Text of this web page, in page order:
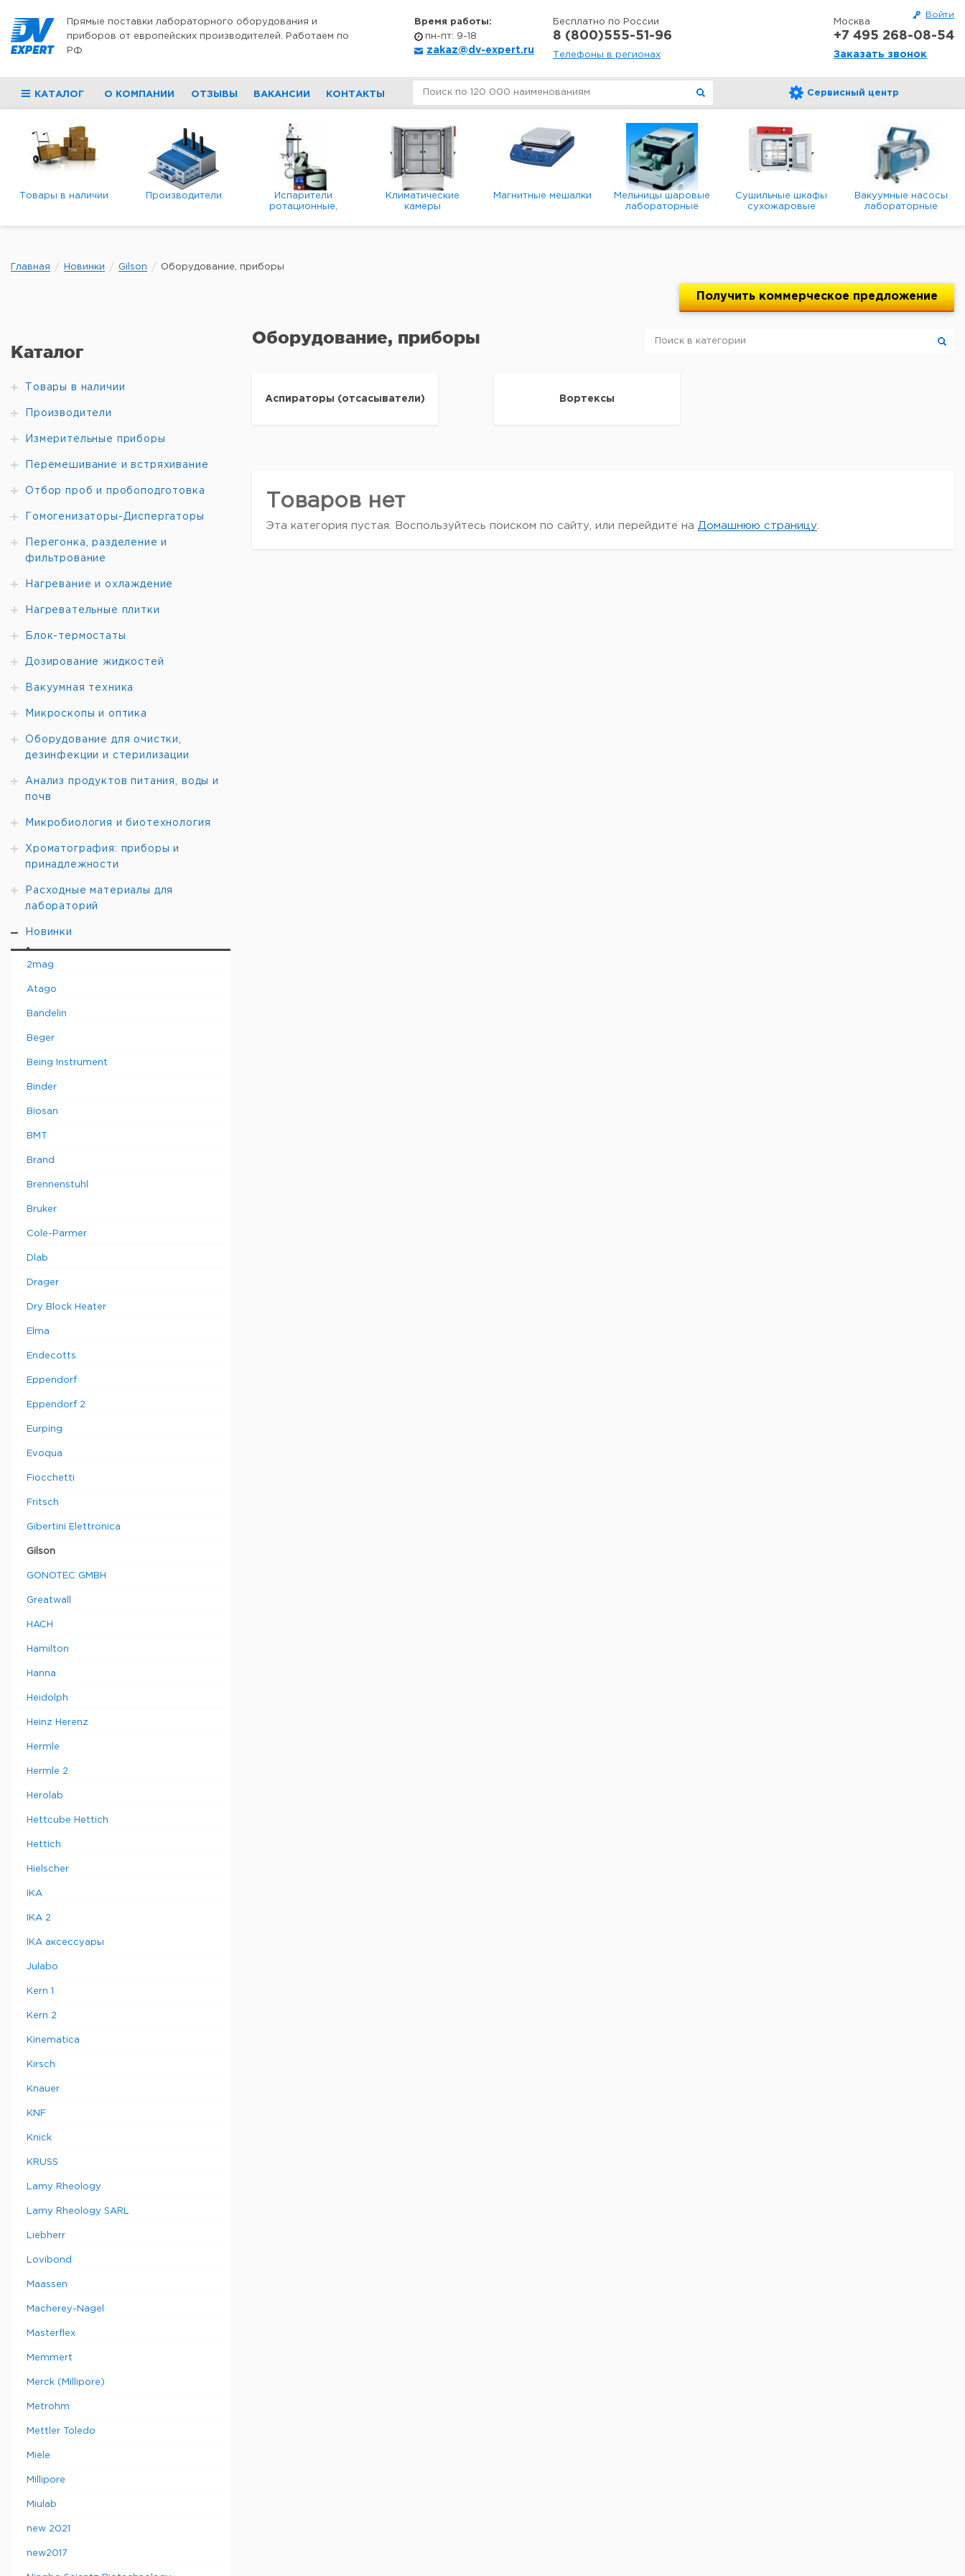
Войти
Прямые поставки лабораторного оборудования и
приборов от европейских производителей. Работаем по
РФ
Время работы:
пн-пт: 9-18
zakaz@dv-expert.ru
Бесплатно по России
8 (800)555-51-96
Телефоны в регионах
Москва
+7 495 268-08-54
Заказать звонок
КАТАЛОГ О КОМПАНИИ ОТЗЫВЫ ВАКАНСИИ КОНТАКТЫ Сервисный центр
Товары в наличии Производители
Испарители
ротационные,
вакуумные
Климатические
камеры
Магнитные мешалки
Мельницы шаровые
лабораторные
Сушильные шкафы
сухожаровые
Вакуумные насосы
лабораторные
мембранные
Главная Новинки Gilson Оборудование, приборы
Получить коммерческое предложение
Каталог
Товары в наличии
Производители
Измерительные приборы
Перемешивание и встряхивание
Отбор проб и пробоподготовка
Гомогенизаторы-Диспергаторы
Перегонка, разделение и
фильтрование
Нагревание и охлаждение
Нагревательные плитки
Блок-термостаты
Дозирование жидкостей
Вакуумная техника
Микроскопы и оптика
Оборудование для очистки,
дезинфекции и стерилизации
Анализ продуктов питания, воды и
почв
Микробиология и биотехнология
Хроматография: приборы и
принадлежности
Расходные материалы для
лабораторий
Новинки
2mag
Atago
Bandelin
Beger
Being Instrument
Binder
Biosan
BMT
Brand
Brennenstuhl
Bruker
Cole-Parmer
Dlab
Drager
Dry Block Heater
Elma
Endecotts
Eppendorf
Eppendorf 2
Eurping
Evoqua
Fiocchetti
Fritsch
Gibertini Elettronica
Gilson
GONOTEC GMBH
Greatwall
HACH
Hamilton
Hanna
Heidolph
Heinz Herenz
Hermle
Hermle 2
Herolab
Hettcube Hettich
Hettich
Hielscher
IKA
IKA 2
IKA аксессуары
Julabo
Kern 1
Kern 2
Kinematica
Kirsch
Knauer
KNF
Knick
KRUSS
Lamy Rheology
Lamy Rheology SARL
Liebherr
Lovibond
Maassen
Macherey-Nagel
Masterflex
Memmert
Merck (Millipore)
Metrohm
Mettler Toledo
Miele
Millipore
Miulab
new 2021
new2017
Оборудование, приборы
Аспираторы (отсасыватели) Вортексы
Товаров нет
Эта категория пустая. Воспользуйтесь поиском по сайту, или перейдите на Домашнюю страницу